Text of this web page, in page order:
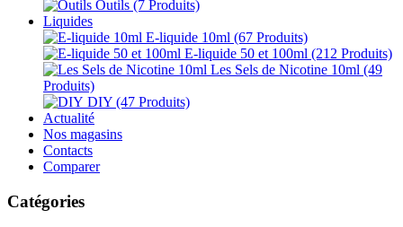
Outils (7 Produits)
Liquides
E-liquide 10ml (67 Produits)
E-liquide 50 et 100ml (212 Produits)
Les Sels de Nicotine 10ml (49
Produits)
DIY (47 Produits)
Actualité
Nos magasins
Contacts
Comparer
Catégories